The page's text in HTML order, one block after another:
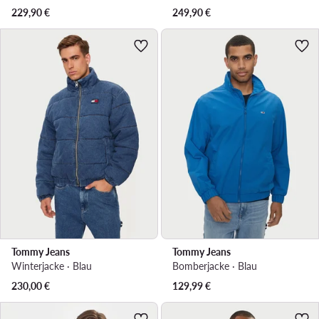
229,90€
249,90€
Tommy Jeans
Winterjacke · Blau
230,00€
Tommy Jeans
Bomberjacke · Blau
129,99€